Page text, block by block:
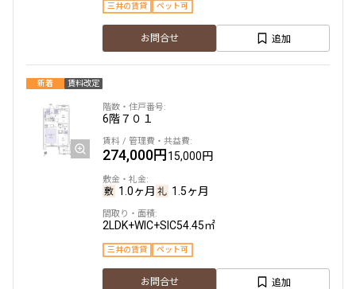
三井の賃貸 ペット可
お問合せ 追加
新着 賃料改定
6階７０１
274,000円15,000円
1.0ヶ月 1.5ヶ月
2LDK+WIC+SIC54.45㎡
三井の賃貸 ペット可
お問合せ 追加